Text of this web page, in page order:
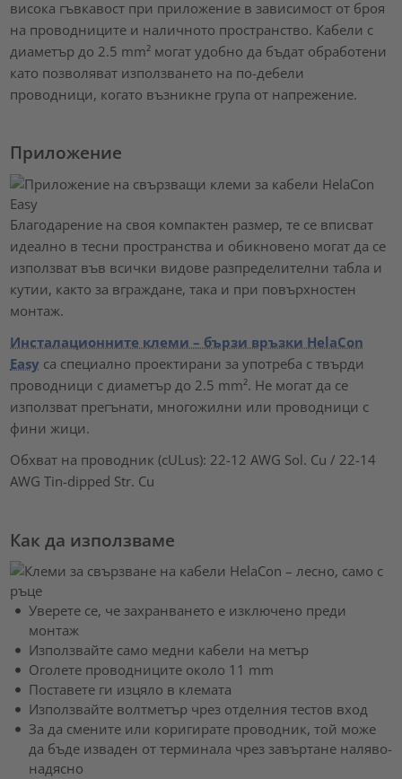
висока гъвкавост при приложение в зависимост от броя
на проводниците и наличното пространство. Кабели с
диаметър до 2.5 mm² могат удобно да бъдат обработени
като позволяват използването на по-дебели
проводници, когато възникне група от напрежение.
Приложение
Благодарение на своя компактен размер, те се вписват
идеално в тесни пространства и обикновено могат да се
използват във всички видове разпределителни табла и
кутии, както за вграждане, така и при повърхностен
монтаж.
Инсталационните клеми – бързи връзки HelaCon
Easy са специално проектирани за употреба с твърди
проводници с диаметър до 2.5 mm². Не могат да се
използват прегънати, многожилни или проводници с
фини жици.
Обхват на проводник (cULus): 22-12 AWG Sol. Cu / 22-14
AWG Tin-dipped Str. Cu
Как да използваме
Уверете се, че захранването е изключено преди
монтаж
Използвайте само медни кабели на метър
Оголете проводниците около 11 mm
Поставете ги изцяло в клемата
Използвайте волтметър чрез отделния тестов вход
За да смените или коригирате проводник, той може
да бъде изваден от терминала чрез завъртане наляво-
надясно